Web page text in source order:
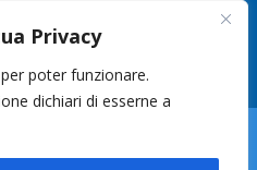
Privacy
poter funzionare.
dichiari di esserne a
info@cstosetto.it
12 / 14:30-17